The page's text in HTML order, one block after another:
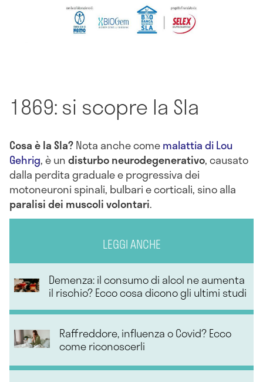
1869: si scopre la Sla
Cosa è la Sla?Nota anche comemalattia di Lou
Gehrig, è undisturbo neurodegenerativo, causato
dalla perdita graduale e progressiva dei
motoneuroni spinali, bulbari e corticali, sino alla
paralisi dei muscoli volontari.
LEGGI ANCHE
Demenza: il consumo di alcol ne aumenta
il rischio? Ecco cosa dicono gli ultimi studi
Raffreddore, influenza o Covid? Ecco
come riconoscerli